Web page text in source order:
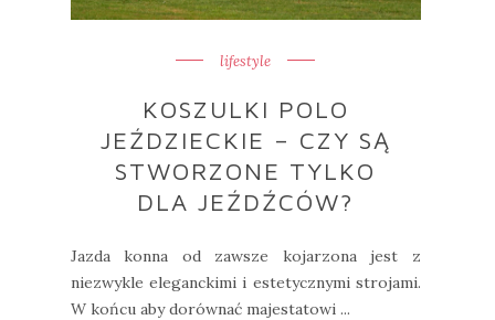
lifestyle
KOSZULKI POLO
JEŹDZIECKIE – CZY SĄ
STWORZONE TYLKO
DLA JEŹDŹCÓW?
Jazda konna od zawsze kojarzona jest z
niezwykle eleganckimi i estetycznymi strojami.
W końcu aby dorównać majestatowi ...